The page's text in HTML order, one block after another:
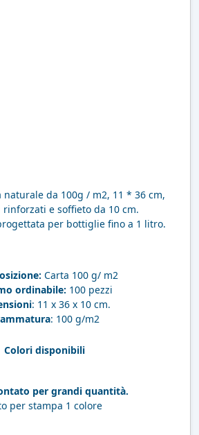
da 100g / m2, 11 * 36 cm,
rinforzati e soffieto da 10 cm.
per bottiglie fino a 1 litro.
Carta 100 g/ m2
ordinabile: 100 pezzi
: 11 x 36 x 10 cm.
: 100 g/m2
Colori disponibili
per grandi quantità.
per stampa 1 colore